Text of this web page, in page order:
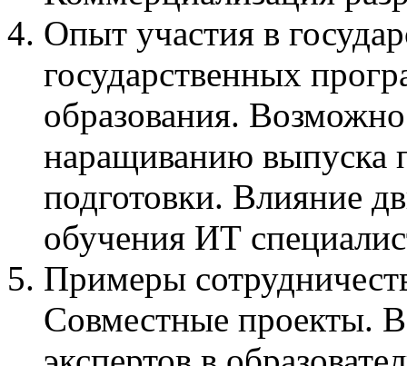
Опыт участия в
государственных
образования.
наращиванию выпуска
подготовки. Влияние
обучения ИТ
Примеры
Совместные проекты.